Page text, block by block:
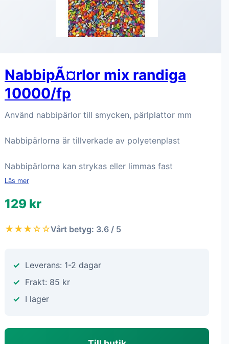
NabbipÃ¤rlor mix randiga
10000/fp
Använd nabbipärlor till smycken, pärlplattor mm
Nabbipärlorna är tillverkade av polyetenplast
Nabbipärlorna kan strykas eller limmas fast
Läs mer
129 kr
★★★☆☆Vårt betyg: 3.6 / 5
Leverans: 1-2 dagar
Frakt: 85 kr
I lager